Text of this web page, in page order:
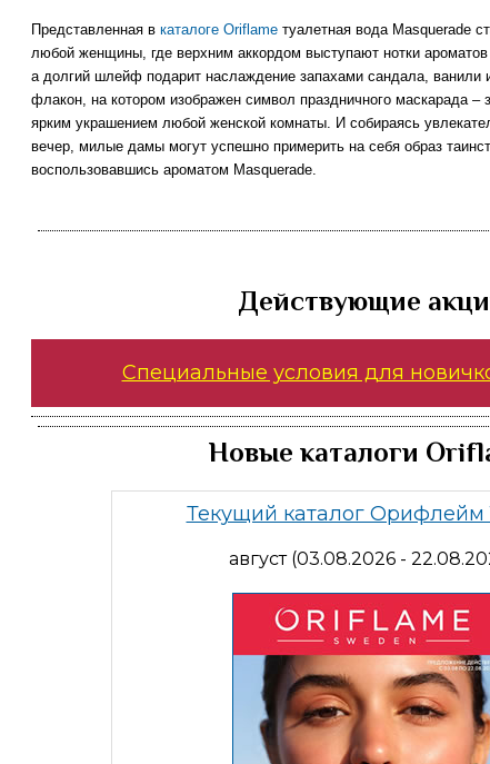
Представленная в каталоге Oriflame туалетная вода Masquerade
любой женщины, где верхним аккордом выступают нотки
а долгий шлейф подарит наслаждение запахами сандала,
флакон, на котором изображен символ праздничного маскарада –
ярким украшением любой женской комнаты. И собираясь
вечер, милые дамы могут успешно примерить на себя образ
воспользовавшись ароматом Masquerade.
Действующие
Специальные условия для
Новые каталоги
Текущий каталог Орифлейм
август (03.08.2026 -